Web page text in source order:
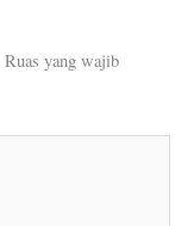
Ruas yang wajib